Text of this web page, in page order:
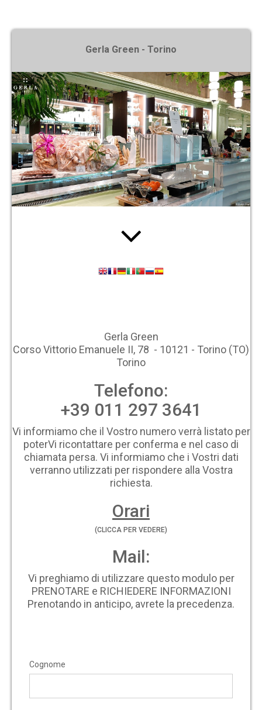
Gerla Green - Torino
Gerla Green
Corso Vittorio Emanuele II, 78 - 10121 - Torino (TO)
Torino
Telefono:
+39 011 297 3641
Vi informiamo che il Vostro numero verrà listato per
poterVi ricontattare per conferma e nel caso di
chiamata persa. Vi informiamo che i Vostri dati
verranno utilizzati per rispondere alla Vostra
richiesta.
Orari
(CLICCA PER VEDERE)
Mail:
Vi preghiamo di utilizzare questo modulo per
PRENOTARE e RICHIEDERE INFORMAZIONI
Prenotando in anticipo, avrete la precedenza.
Cognome